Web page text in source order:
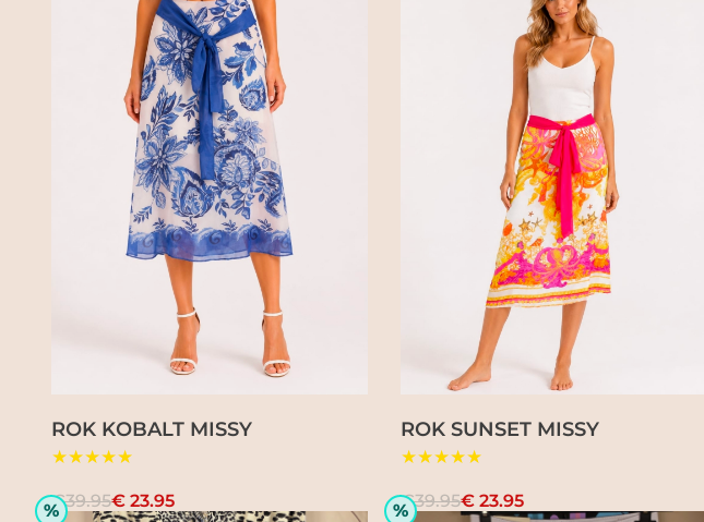
ROK KOBALT MISSY
★★★★★
€39.95€ 23.95
ROK SUNSET MISSY
★★★★★
€39.95€ 23.95
% %